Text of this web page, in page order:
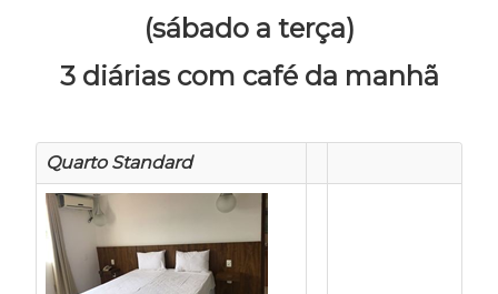
(sábado a terça)
3 diárias com café da manhã
Quarto Standard